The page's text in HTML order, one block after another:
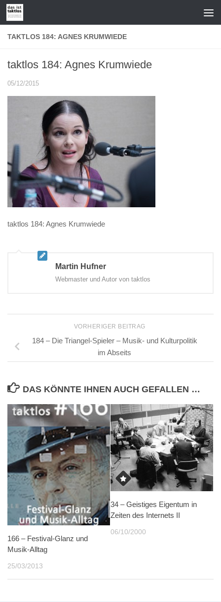
Zum Inhalt springen
TAKTLOS 184: AGNES KRUMWIEDE
taktlos 184: Agnes Krumwiede
05/12/2015
taktlos 184: Agnes Krumwiede
Martin Hufner
Webmaster und Autor von taktlos
VORHERIGER BEITRAG
184 – Die Triangel-Spieler – Musik- und Kulturpolitik
im Abseits
DAS KÖNNTE IHNEN AUCH GEFALLEN …
166 – Festival-Glanz und
Musik-Alltag
25/03/2013
34 – Geistiges Eigentum in
Zeiten des Internets II
06/10/2000